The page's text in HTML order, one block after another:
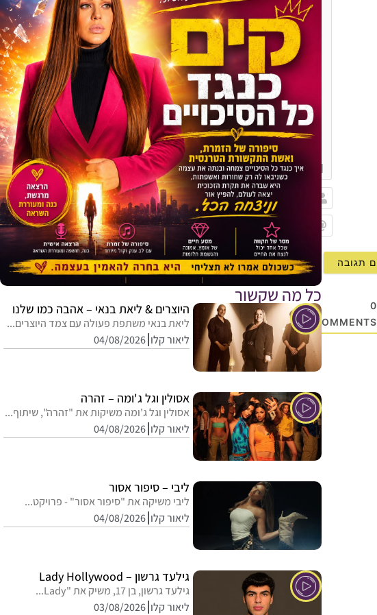
שם
0
COMMENTS
כל מה שקשור
היוצרים & ליאת בנאי – אהבה כמו שלנו
ליאת בנאי משתפת פעולה עם צמד היוצרים...
ליאור קלו 04/08/2026
אסולין וגל ג'ומה – זהרה
אסולין וגל ג'ומה משיקות את "זהרה", שיתוף...
ליאור קלו 04/08/2026
ליבי – סיפור אסור
ליבי משיקה את "סיפור אסור" - פרויקט...
ליאור קלו 04/08/2026
גילעד גרשון – Lady Hollywood
גילעד גרשון, בן 17, משיק את "Lady...
ליאור קלו 03/08/2026